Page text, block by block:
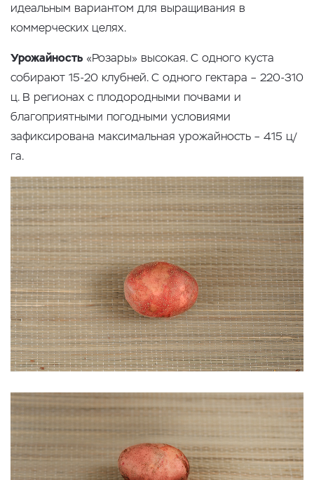
идеальным вариантом для выращивания в
коммерческих целях.
Урожайность «Розары» высокая. С одного куста
собирают 15-20 клубней. С одного гектара – 220-310
ц. В регионах с плодородными почвами и
благоприятными погодными условиями
зафиксирована максимальная урожайность – 415 ц/
га.